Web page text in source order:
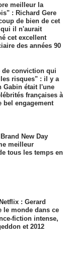
meilleur la
: Richard Gere
de bien de cet
il n'aurait
cet excellent
des années 90
de conviction qui
risques" : il y a
Gabin était l'une
françaises à
bel engagement
New Day
meilleur
tous les temps en
: Gerard
le monde dans ce
fiction intense,
et 2012